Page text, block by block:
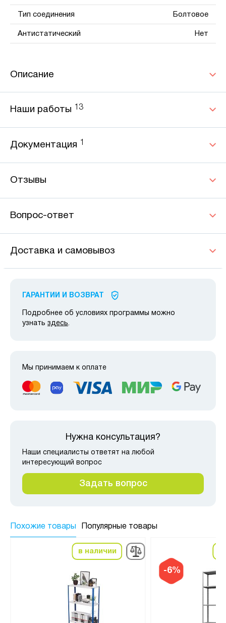
Тип соединения Болтовое
Антистатический Нет
Описание
Наши работы 13
Документация 1
Отзывы
Вопрос-ответ
Доставка и самовывоз
ГАРАНТИИ И ВОЗВРАТ
Подробнее об условиях программы можно
узнать здесь.
Мы принимаем к оплате
Нужна консультация?
Наши специалисты ответят на любой
интересующий вопрос
Задать вопрос
Похожие товары Популярные товары
в наличии
-6%